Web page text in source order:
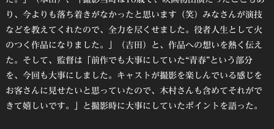
り、今よりも落ち着きがなかったと思います（笑）みなさんが演技
などを教えてくれたので、全力を尽くせました。役者人生として火
のつく作品になりました。」（吉田）と、作品への想いを熱く伝え
た。そして、監督は「前作でも大事にしていた“青春”という部分
を、今回も大事にしました。キャストが撮影を楽しんでいる感じを
お客さんに見せたいと思っていたので、木村さんも含めてそれがで
きて嬉しいです。」と撮影時に大事にしていたポイントを語った。